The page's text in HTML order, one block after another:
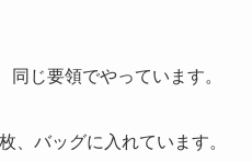
じ要領でやっています。
、バッグに入れています。